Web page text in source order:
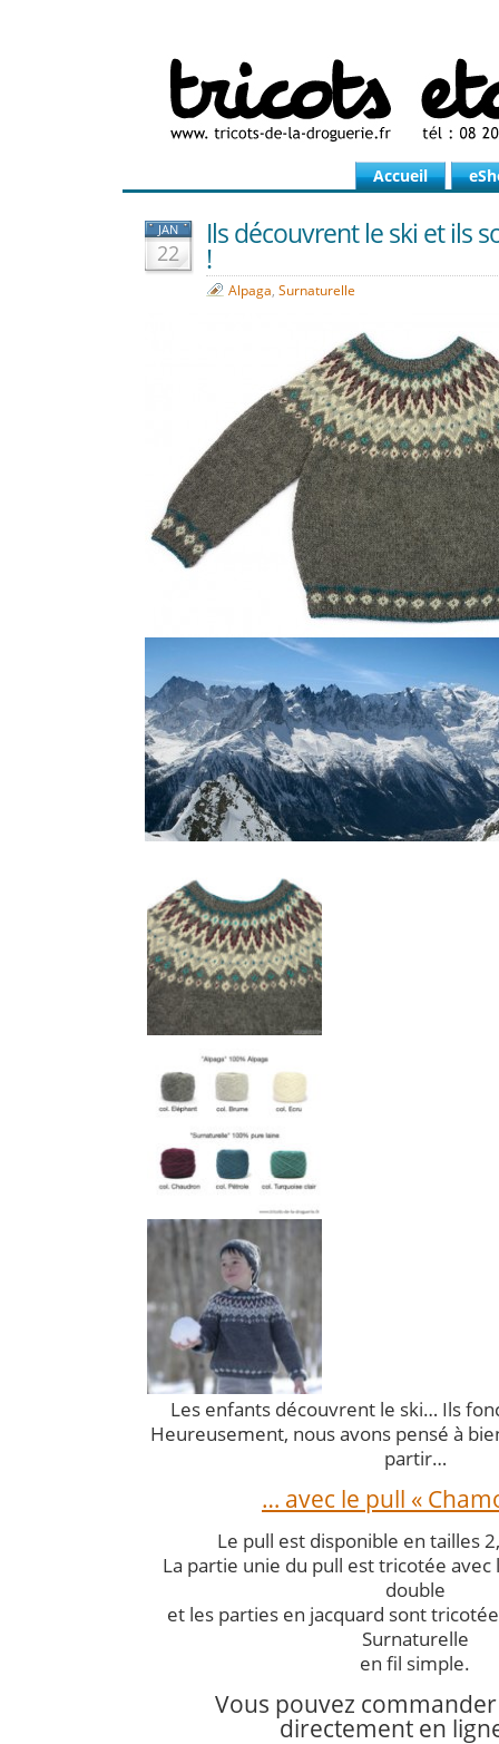
Accueil
JAN
22
Ils découvrent le ski et ils
!
Alpaga, Surnaturelle
Les enfants découvrent le ski… Ils
Heureusement, nous avons pensé à
partir…
… avec le pull «
Le pull est disponible en tailles
La partie unie du pull est tricotée avec
double
et les parties en jacquard sont
Surnaturelle
en fil simple.
Vous pouvez
directement en